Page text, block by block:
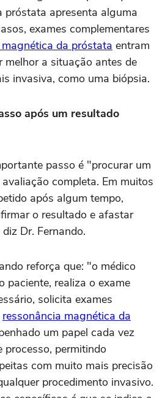
próstata apresenta alguma
exames complementares
da próstata entram
melhor a situação antes de
invasiva, como uma biópsia.
após um resultado
passo é "procurar um
completa. Em muitos
após algum tempo,
o resultado e afastar
Dr. Fernando.
reforça que: "o médico
paciente, realiza o exame
solicita exames
ressonância magnética da
um papel cada vez
processo, permitindo
com muito mais precisão
procedimento invasivo.